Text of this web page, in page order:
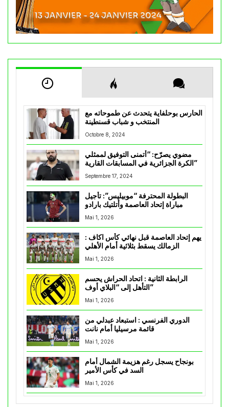
الحارس بوحلفاية يتحدث عن طموحاته مع
المنتخب و شباب قسنطينة
Octobre 8, 2024
مضوي يصرّح: “أتمنى التوفيق لممثلي
الكرة الجزائرية في المسابقات القارية”
Septembre 17, 2024
البطولة المحترفة “موبيليس”: تأجيل
مباراة إتحاد العاصمة وأتلتيك بارادو
Mai 1, 2026
يهم إتحاد العاصمة قبل نهائي كأس اكاف :
Mai 1, 2026
الرابطة الثانية : اتحاد الحراش يحسم
التأهل إلى “البلاي أوف”
Mai 1, 2026
الدوري الفرنسي : استبعاد عبدلي من
قائمة مرسيليا أمام نانت
Mai 1, 2026
بونجاح يسجل رغم هزيمة الشمال أمام
السد في كأس الأمير
Mai 1, 2026